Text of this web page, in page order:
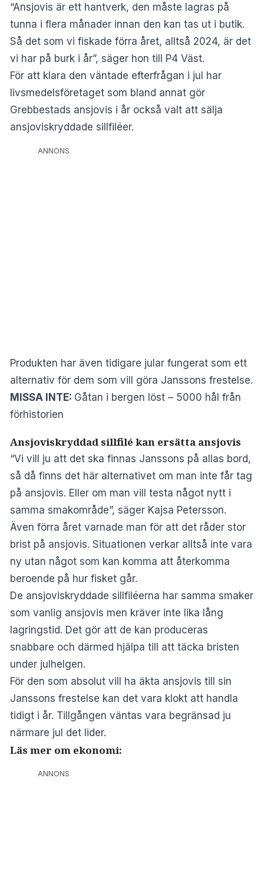
“Ansjovis är ett hantverk, den måste lagras på
tunna i flera månader innan den kan tas ut i butik.
Så det som vi fiskade förra året, alltså 2024, är det
vi har på burk i år”, säger hon till P4 Väst.
För att klara den väntade efterfrågan i jul har
livsmedelsföretaget som bland annat gör
Grebbestads ansjovis i år också valt att sälja
ansjoviskryddade sillfiléer.
ANNONS
Produkten har även tidigare jular fungerat som ett
alternativ för dem som vill göra Janssons frestelse.
MISSA INTE: Gåtan i bergen löst – 5000 hål från
förhistorien
Ansjoviskryddad sillfilé kan ersätta ansjovis
“Vi vill ju att det ska finnas Janssons på allas bord,
så då finns det här alternativet om man inte får tag
på ansjovis. Eller om man vill testa något nytt i
samma smakområde”, säger Kajsa Petersson.
Även förra året varnade man för att det råder stor
brist på ansjovis. Situationen verkar alltså inte vara
ny utan något som kan komma att återkomma
beroende på hur fisket går.
De ansjoviskryddade sillfiléerna har samma smaker
som vanlig ansjovis men kräver inte lika lång
lagringstid. Det gör att de kan produceras
snabbare och därmed hjälpa till att täcka bristen
under julhelgen.
För den som absolut vill ha äkta ansjovis till sin
Janssons frestelse kan det vara klokt att handla
tidigt i år. Tillgången väntas vara begränsad ju
närmare jul det lider.
Läs mer om ekonomi:
ANNONS